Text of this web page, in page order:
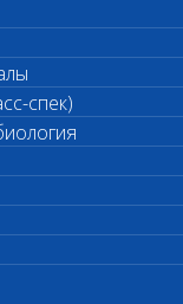
спек)
знак
материалов,
только с